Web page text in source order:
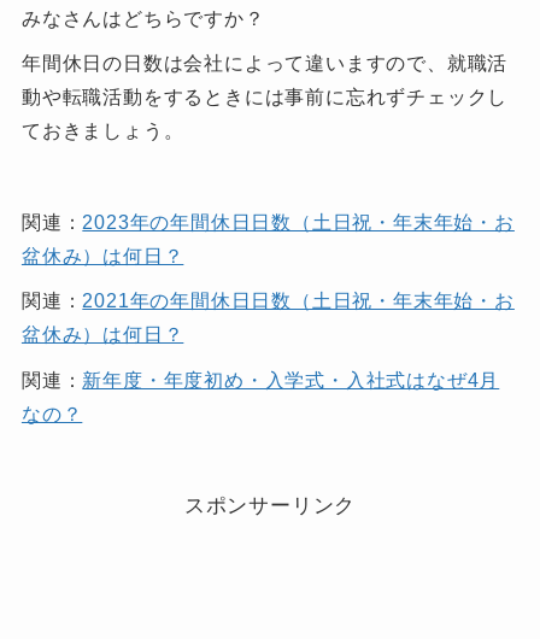
みなさんはどちらですか？
年間休日の日数は会社によって違いますので、就職活
動や転職活動をするときには事前に忘れずチェックし
ておきましょう。
関連： 2023年の年間休日日数（土日祝・年末年始・お
盆休み）は何日？
関連： 2021年の年間休日日数（土日祝・年末年始・お
盆休み）は何日？
関連： 新年度・年度初め・入学式・入社式はなぜ4月
なの？
スポンサーリンク